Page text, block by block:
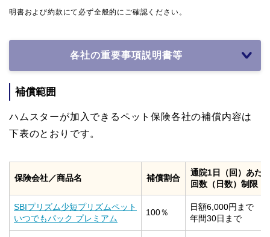
明書および約款にて必ず全般的にご確認ください。
各社の重要事項説明書等
補償範囲
ハムスターが加入できるペット保険各社の補償内容は
下表のとおりです。
保険会社／商品名 補償割合
通院1日（回）あた
回数（日数）制限
SBIプリズム少短プリズムペット
いつでもパック プレミアム
100％
日額6,000円まで
年間30日まで